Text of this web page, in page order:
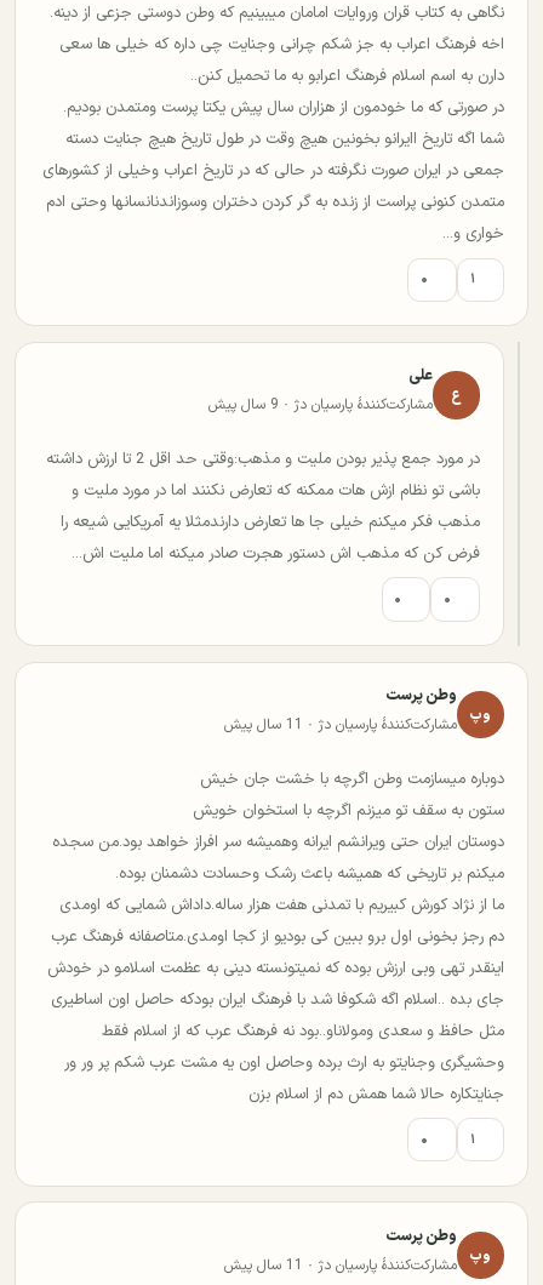
نگاهی به کتاب قران وروایات امامان میبینیم که وطن دوستی جزعی از دینه.
اخه فرهنگ اعراب به جز شکم چرانی وجنایت چی داره که خیلی ها سعی
دارن به اسم اسلام فرهنگ اعرابو به ما تحمیل کنن..
در صورتی که ما خودمون از هزاران سال پیش یکتا پرست ومتمدن بودیم.
شما اگه تاریخ اایرانو بخونین هیچ وقت در طول تاریخ هیچ جنایت دسته
جمعی در ایران صورت نگرفته در حالی که در تاریخ اعراب وخیلی از کشورهای
متمدن کنونی پراست از زنده به گر کردن دختران وسوزاندنانسانها وحتی ادم
خواری و...
۱ ۰
ع
علی
مشارکت‌کنندهٔ پارسیان دژ · 9 سال پیش
در مورد جمع پذیر بودن ملیت و مذهب:وقتی حد اقل 2 تا ارزش داشته
باشی تو نظام ازش هات ممکنه که تعارض نکنند اما در مورد ملیت و
مذهب فکر میکنم خیلی جا ها تعارض دارندمثلا یه آمریکایی شیعه را
فرض کن که مذهب اش دستور هجرت صادر میکنه اما ملیت اش...
۰ ۰
وپ
وطن پرست
مشارکت‌کنندهٔ پارسیان دژ · 11 سال پیش
دوباره میسازمت وطن اگرچه با خشت جان خیش
ستون به سقف تو میزنم اگرچه با استخوان خویش
دوستان ایران حتی ویرانشم ایرانه وهمیشه سر افراز خواهد بود.من سجده
میکنم بر تاریخی که همیشه باعث رشک وحسادت دشمنان بوده.
ما از نژاد کورش کبیریم با تمدنی هفت هزار ساله.داداش شمایی که اومدی
دم رجز بخونی اول برو ببین کی بودیو از کجا اومدی.متاصفانه فرهنگ عرب
اینقدر تهی وبی ارزش بوده که نمیتونسته دینی به عظمت اسلامو در خودش
جای بده ..اسلام اگه شکوفا شد با فرهنگ ایران بودکه حاصل اون اساطیری
مثل حافظ و سعدی ومولاناو..بود نه فرهنگ عرب که از اسلام فقط
وحشیگری وجنایتو به ارث برده وحاصل اون یه مشت عرب شکم پر ور ور
جنایتکاره حالا شما همش دم از اسلام بزن
۱ ۰
وپ
وطن پرست
مشارکت‌کنندهٔ پارسیان دژ · 11 سال پیش